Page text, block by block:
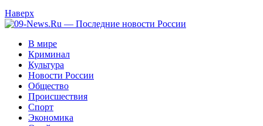
Наверх
В мире
Криминал
Культура
Новости России
Общество
Происшествия
Спорт
Экономика